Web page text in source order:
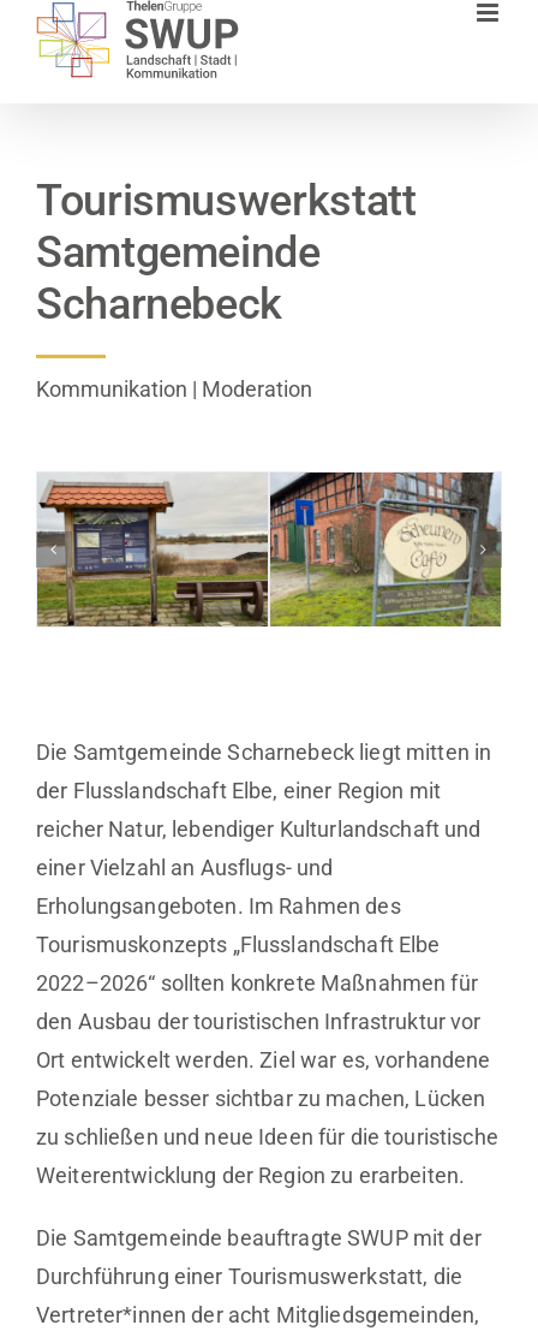
Zum
Inhalt
Tourismuswerkstatt
Samtgemeinde
Scharnebeck
Kommunikation | Moderation
Die Samtgemeinde Scharnebeck liegt mitten in
der Flusslandschaft Elbe, einer Region mit
reicher Natur, lebendiger Kulturlandschaft und
einer Vielzahl an Ausflugs- und
Erholungsangeboten. Im Rahmen des
Tourismuskonzepts „Flusslandschaft Elbe
2022–2026“ sollten konkrete Maßnahmen für
den Ausbau der touristischen Infrastruktur vor
Ort entwickelt werden. Ziel war es, vorhandene
Potenziale besser sichtbar zu machen, Lücken
zu schließen und neue Ideen für die touristische
Weiterentwicklung der Region zu erarbeiten.
Die Samtgemeinde beauftragte SWUP mit der
Durchführung einer Tourismuswerkstatt, die
Vertreter*innen der acht Mitgliedsgemeinden,